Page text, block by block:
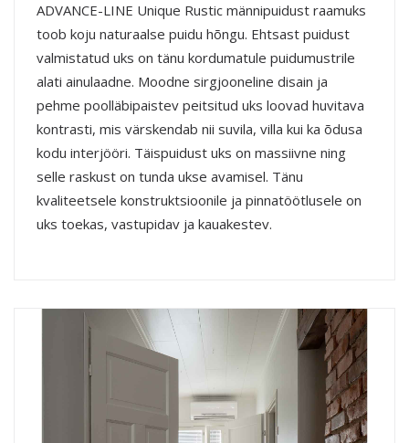
ADVANCE-LINE Unique Rustic männipuidust raamuks
toob koju naturaalse puidu hõngu. Ehtsast puidust
valmistatud uks on tänu kordumatule puidumustrile
alati ainulaadne. Moodne sirgjooneline disain ja
pehme poolläbipaistev peitsitud uks loovad huvitava
kontrasti, mis värskendab nii suvila, villa kui ka õdusa
kodu interjööri. Täispuidust uks on massiivne ning
selle raskust on tunda ukse avamisel. Tänu
kvaliteetsele konstruktsioonile ja pinnatöötlusele on
uks toekas, vastupidav ja kauakestev.